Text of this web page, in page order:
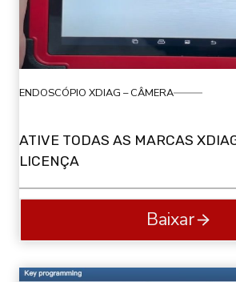
ENDOSCÓPIO XDIAG – CÂMERA
ATIVE TODAS AS MARCAS
LICENÇA
Baixar